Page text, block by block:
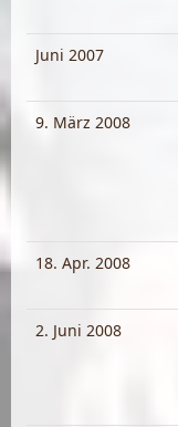
Juni 2007
9. März 2008
18. Apr. 2008
2. Juni 2008